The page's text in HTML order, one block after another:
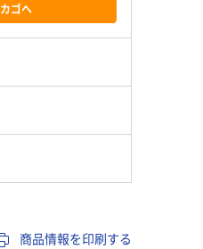
カゴへ
商品情報を印刷する